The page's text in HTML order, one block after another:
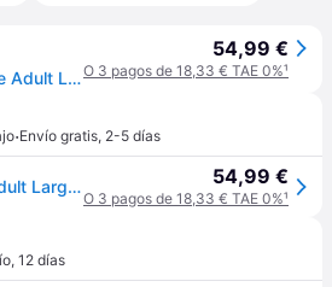
Eukanuba Grain Free Adult Large & Giant Breed pescado de mar - 12kg
54,99 €
O 3 pagos de 18,33 € TAE 0%¹
·Envío gratis, 2-5 días
Eukanuba Grain Free Adult Large & Giant Breed pescado de mar - 12kg 54,99 €
O 3 pagos de 18,33 € TAE 0%¹
, 12 días